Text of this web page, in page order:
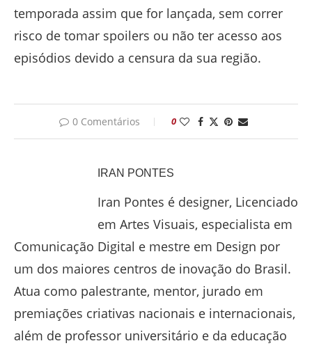
temporada assim que for lançada, sem correr
risco de tomar spoilers ou não ter acesso aos
episódios devido a censura da sua região.
0 Comentários 0
IRAN PONTES
Iran Pontes é designer, Licenciado
em Artes Visuais, especialista em
Comunicação Digital e mestre em Design por
um dos maiores centros de inovação do Brasil.
Atua como palestrante, mentor, jurado em
premiações criativas nacionais e internacionais,
além de professor universitário e da educação